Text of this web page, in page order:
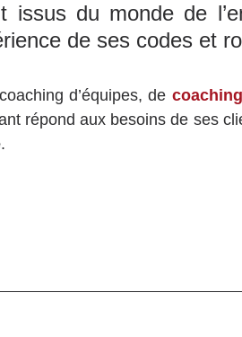
issus du monde de
de ses codes et
d’équipes, de
répond aux besoins de ses
.